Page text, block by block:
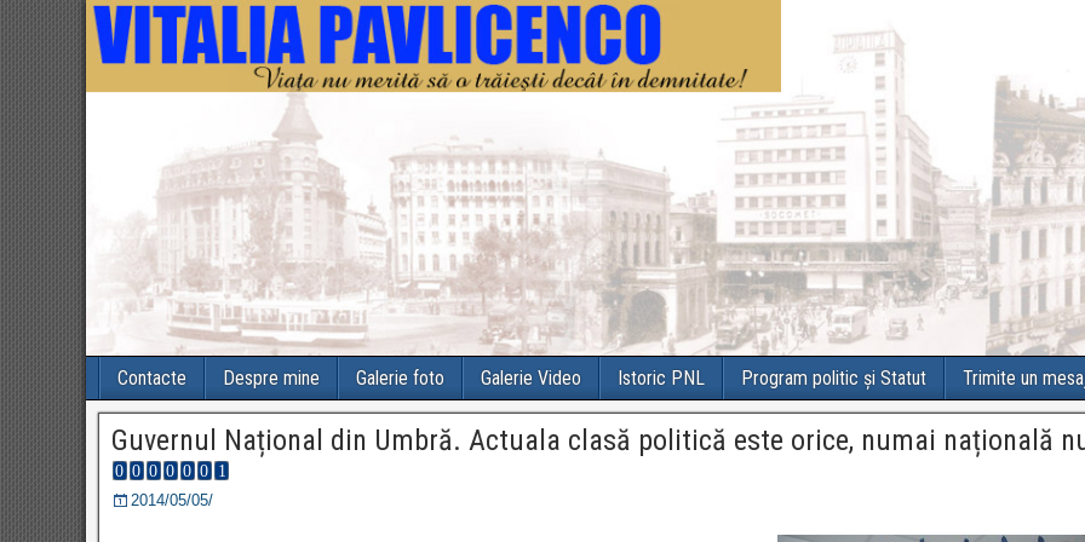
Contacte Despre mine Galerie foto Galerie Video Istoric PNL Program politic și Statut Trimite un
Guvernul Național din Umbră. Actuala clasă politică este orice, numai națională
2014/05/05/